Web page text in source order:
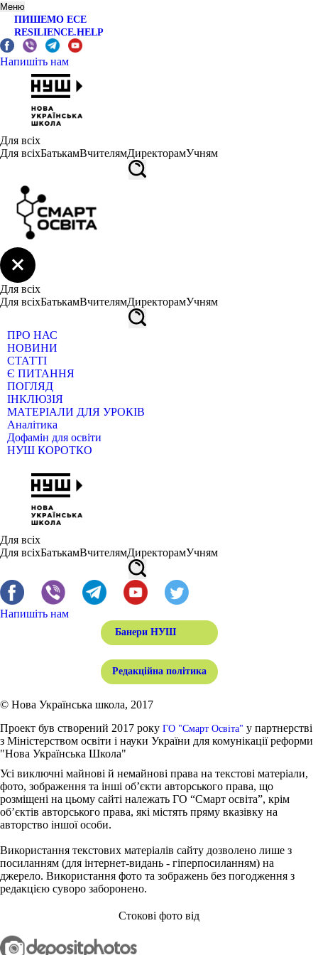
Меню
ПИШЕМО ЕСЕ
RESILIENCE.HELP
Напишіть нам
Для всіх
Для всіхБатькамВчителямДиректорамУчням
Для всіх
Для всіхБатькамВчителямДиректорамУчням
ПРО НАС
НОВИНИ
СТАТТІ
Є ПИТАННЯ
ПОГЛЯД
ІНКЛЮЗІЯ
МАТЕРІАЛИ ДЛЯ УРОКІВ
Аналітика
Дофамін для освіти
НУШ КОРОТКО
Для всіх
Для всіхБатькамВчителямДиректорамУчням
Напишіть нам
Банери НУШ
Редакційна політика
© Нова Українська школа, 2017
Проект був створений 2017 року ГО "Смарт Освіта" у партнерстві
з Міністерством освіти і науки України для комунікації реформи
"Нова Українська Школа"
Усі виключні майнові й немайнові права на текстові матеріали,
фото, зображення та інші об’єкти авторського права, що
розміщені на цьому сайті належать ГО “Смарт освіта”, крім
об’єктів авторського права, які містять пряму вказівку на
авторство іншої особи.
Використання текстових матеріалів сайту дозволено лише з
посиланням (для інтернет-видань - гіперпосиланням) на
джерело. Використання фото та зображень без погодження з
редакцією суворо заборонено.
Стокові фото від